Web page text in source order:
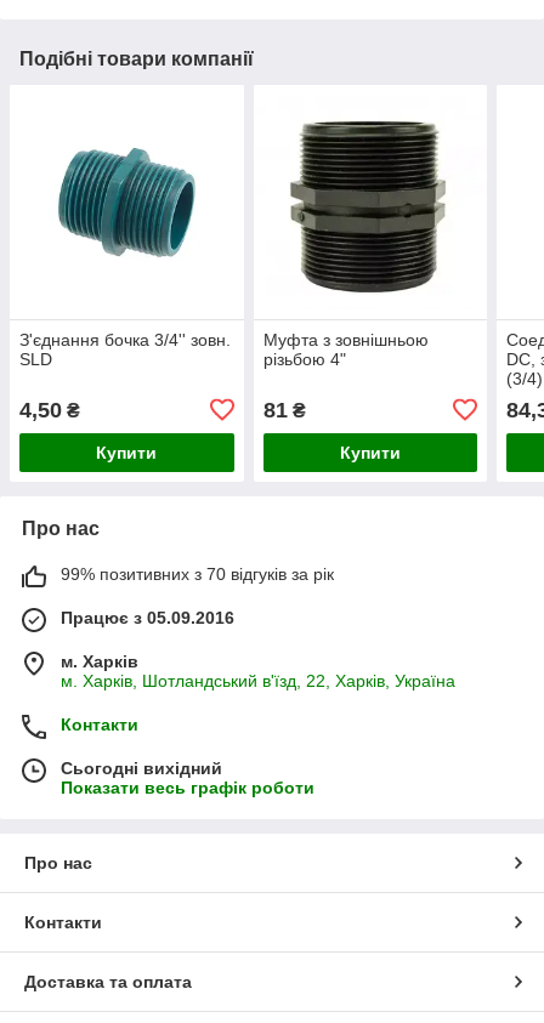
Подібні товари компанії
З'єднання бочка 3/4'' зовн.
SLD
4,50 ₴
Купити
Муфта з зовнішньою
різьбою 4"
81₴
Купити
DC,
(3/4)
Про нас
99% позитивних з 70 відгуків за рік
Працює з 05.09.2016
м. Харків
м. Харків, Шотландський в'їзд, 22, Харків, Україна
Контакти
Сьогодні вихідний
Показати весь графік роботи
Про нас
Контакти
Доставка та оплата